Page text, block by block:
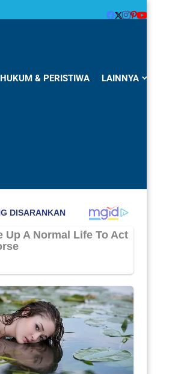
HUKUM & PERISTIWA LAINNYA